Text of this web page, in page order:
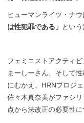
ヒューマンライツ・ナ
は性犯罪である」 とい
フェミニストアクティ
まーしーさん、そして
にむかえ、HRNプロジ
佐々木真奈美がファシ
点から法改正の必要性に